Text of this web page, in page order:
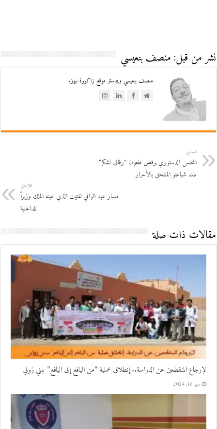
نشر من قبل: منصف بنعيسي
منصف بنعيسي ويبماستر موقع زاكورة نيوز.
السابق
المجلس الدستوري يرفض طعون “رفاق لشكر”
ضد شباعتو الملتحق بالأحرار
اللاحق
مسار عبد الوافي لفتيت الذي عينه الملك وزيراً
للداخلية
مقالات ذات صلة
لإرجاع المنقطعين عن الدراسة.. إنطلاق عملية “من اليافع إلى اليافع” ببني زولي
مايو 16, 2024